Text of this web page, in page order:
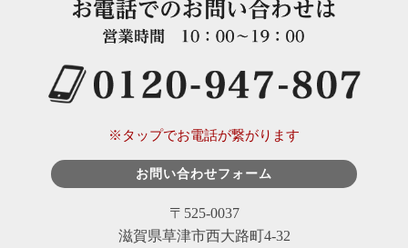
※タップでお電話が繋がります
お問い合わせフォーム
〒525-0037
滋賀県草津市西大路町4-32